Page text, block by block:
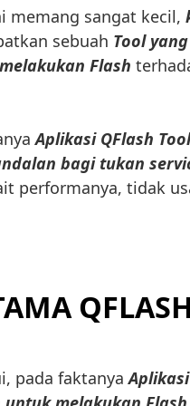
memang sangat kecil,
sebuah Tool
Flash
Aplikasi QFlash
bagi tukan
performanya, tidak
pada faktanya